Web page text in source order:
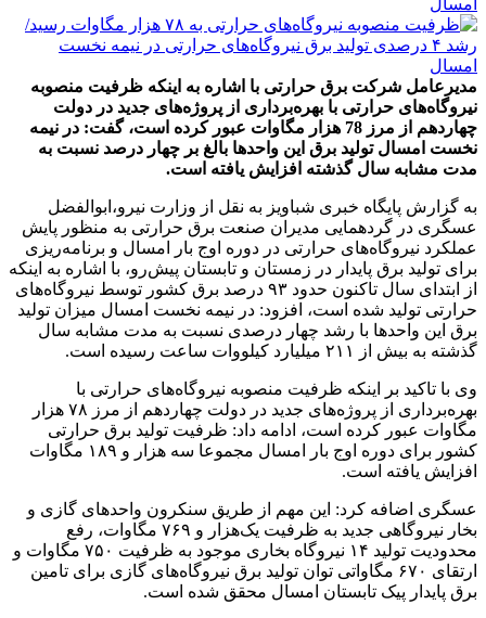
مدیرعامل شرکت برق حرارتی با اشاره به اینکه ظرفیت منصوبه
نیروگاه‌های حرارتی با بهره‌برداری از پروژه‌های جدید در دولت
چهاردهم از مرز 78 هزار مگاوات عبور کرده است، گفت: در نیمه
نخست امسال تولید برق این واحدها بالغ بر چهار درصد نسبت به
مدت مشابه سال گذشته افزایش یافته است.
به گزارش پایگاه خبری شباویز به نقل از وزارت نیرو،ابوالفضل
عسگری در گردهمایی مدیران صنعت برق حرارتی به منظور پایش
عملکرد نیروگاه‌های حرارتی در دوره اوج بار امسال و برنامه‌ریزی
برای تولید برق پایدار در زمستان و تابستان پیش‌رو، با اشاره به اینکه
از ابتدای سال تاکنون حدود ۹۳ درصد برق کشور توسط نیروگاه‌های
حرارتی تولید شده است، افزود: در نیمه نخست امسال میزان تولید
برق این واحدها با رشد چهار درصدی نسبت به مدت مشابه سال
گذشته به بیش از ۲۱۱ میلیارد کیلووات ساعت رسیده است.
وی با تاکید بر اینکه ظرفیت منصوبه نیروگاه‌های حرارتی با
بهره‌برداری از پروژه‌های جدید در دولت چهاردهم از مرز ۷۸ هزار
مگاوات عبور کرده است، ادامه داد: ظرفیت تولید برق حرارتی
کشور برای دوره اوج بار امسال مجموعا سه هزار و ۱۸۹ مگاوات
افزایش یافته است.
عسگری اضافه کرد: این مهم از طریق سنکرون واحدهای گازی و
بخار نیروگاهی جدید به ظرفیت یک‌هزار و ۷۶۹ مگاوات، رفع
محدودیت تولید ۱۴ نیروگاه بخاری موجود به ظرفیت ۷۵۰ مگاوات و
ارتقای ۶۷۰ مگاواتی توان تولید برق نیروگاه‌های گازی برای تامین
برق پایدار پیک تابستان امسال محقق شده است.